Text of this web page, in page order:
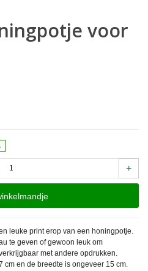
voor
+
leuke print erop van een honingpotje.
te geven of gewoon leuk om
met andere opdrukken.
en de breedte is ongeveer 15 cm.